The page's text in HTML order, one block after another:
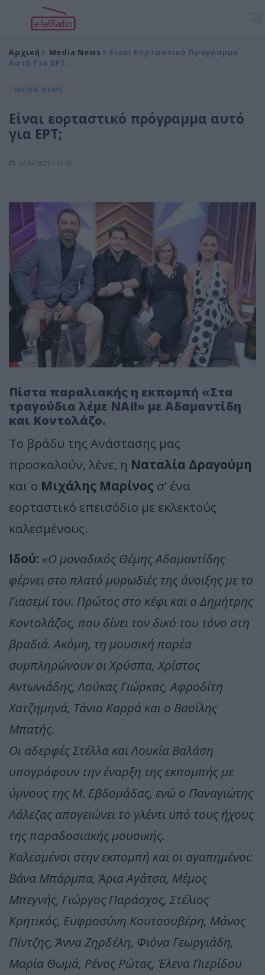
Αρχική Media News
Είναι Εορταστικό Πρόγραμμα
Αυτό Για ΕΡΤ;
MEDIA NEWS
Είναι εορταστικό πρόγραμμα αυτό
για ΕΡΤ;
27.04.2021 - 11:47
Πίστα παραλιακής η εκπομπή «Στα
τραγούδια λέμε ΝΑΙ!» με Αδαμαντίδη
και Κοντολάζο.
Το βράδυ της Ανάστασης μας
προσκαλούν, λένε, η Ναταλία Δραγούμη
και ο Μιχάλης Μαρίνος σ’ ένα
εορταστικό επεισόδιο με εκλεκτούς
καλεσμένους.
Ιδού: «Ο μοναδικός Θέμης Αδαμαντίδης
φέρνει στο πλατό μυρωδιές της άνοιξης με το
Γιασεμί του. Πρώτος στο κέφι και ο Δημήτρης
Κοντολάζος, που δίνει τον δικό του τόνο στη
βραδιά. Ακόμη, τη μουσική παρέα
συμπληρώνουν οι Χρύσπα, Χρίστος
Αντωνιάδης, Λούκας Γιώρκας, Αφροδίτη
Χατζημηνά, Τάνια Καρρά και ο Βασίλης
Μπατής.
Οι αδερφές Στέλλα και Λουκία Βαλάση
υπογράφουν την έναρξη της εκπομπής με
ύμνους της Μ. Εβδομάδας, ενώ ο Παναγιώτης
Λάλεζας απογειώνει το γλέντι υπό τους ήχους
της παραδοσιακής μουσικής.
Καλεσμένοι στην εκπομπή και οι αγαπημένοι:
Βάνα Μπάρμπα, Άρια Αγάτσα, Μέμος
Μπεγνής, Γιώργος Παράσχος, Στέλιος
Κρητικός, Ευφροσύνη Κουτσουβέρη, Μάνος
Πίντζης, Άννα Ζηρδέλη, Φιόνα Γεωργιάδη,
Μαρία Θωμά, Ρένος Ρώτας, Έλενα Πιερίδου